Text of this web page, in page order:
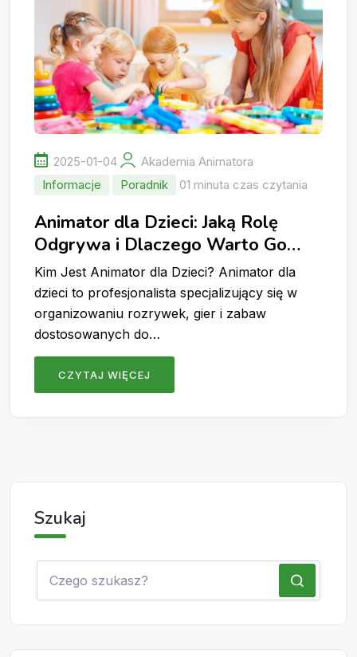
2025-01-04
Akademia Animatora
Informacje
Poradnik 01 minuta czas czytania
Animator dla Dzieci: Jaką Rolę
Odgrywa i Dlaczego Warto Go
Wynająć?
Kim Jest Animator dla Dzieci? Animator dla
dzieci to profesjonalista specjalizujący się w
organizowaniu rozrywek, gier i zabaw
dostosowanych do…
CZYTAJ WIĘCEJ
Szukaj